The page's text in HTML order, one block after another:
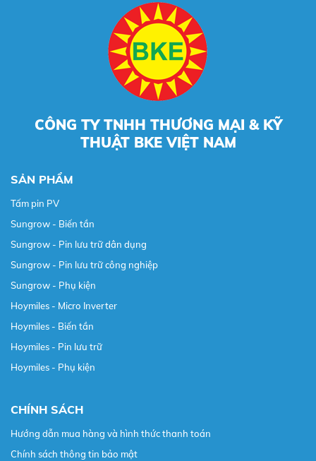
CÔNG TY TNHH THƯƠNG MẠI & KỸ
THUẬT BKE VIỆT NAM
SẢN PHẨM
Tấm pin PV
Sungrow - Biến tần
Sungrow - Pin lưu trữ dân dụng
Sungrow - Pin lưu trữ công nghiệp
Sungrow - Phụ kiện
Hoymiles - Micro Inverter
Hoymiles - Biến tần
Hoymiles - Pin lưu trữ
Hoymiles - Phụ kiện
CHÍNH SÁCH
Hướng dẫn mua hàng và hình thức thanh toán
Chính sách thông tin bảo mật